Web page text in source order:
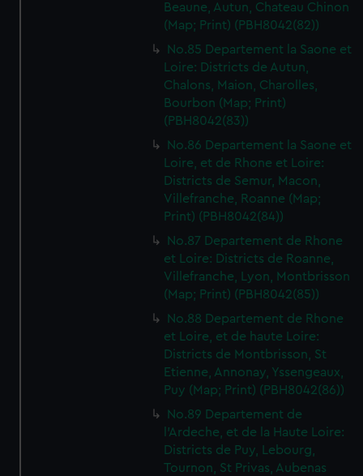
Beaune, Autun, Chateau Chinon
(Map; Print) (PBH8042(82))
No.85 Departement la Saone et
Loire: Districts de Autun,
Chalons, Maion, Charolles,
Bourbon (Map; Print)
(PBH8042(83))
No.86 Departement la Saone et
Loire, et de Rhone et Loire:
Districts de Semur, Macon,
Villefranche, Roanne (Map;
Print) (PBH8042(84))
No.87 Departement de Rhone
et Loire: Districts de Roanne,
Villefranche, Lyon, Montbrisson
(Map; Print) (PBH8042(85))
No.88 Departement de Rhone
et Loire, et de haute Loire:
Districts de Montbrisson, St
Etienne, Annonay, Yssengeaux,
Puy (Map; Print) (PBH8042(86))
No.89 Departement de
l'Ardeche, et de la Haute Loire:
Districts de Puy, Lebourg,
Tournon, St Privas, Aubenas